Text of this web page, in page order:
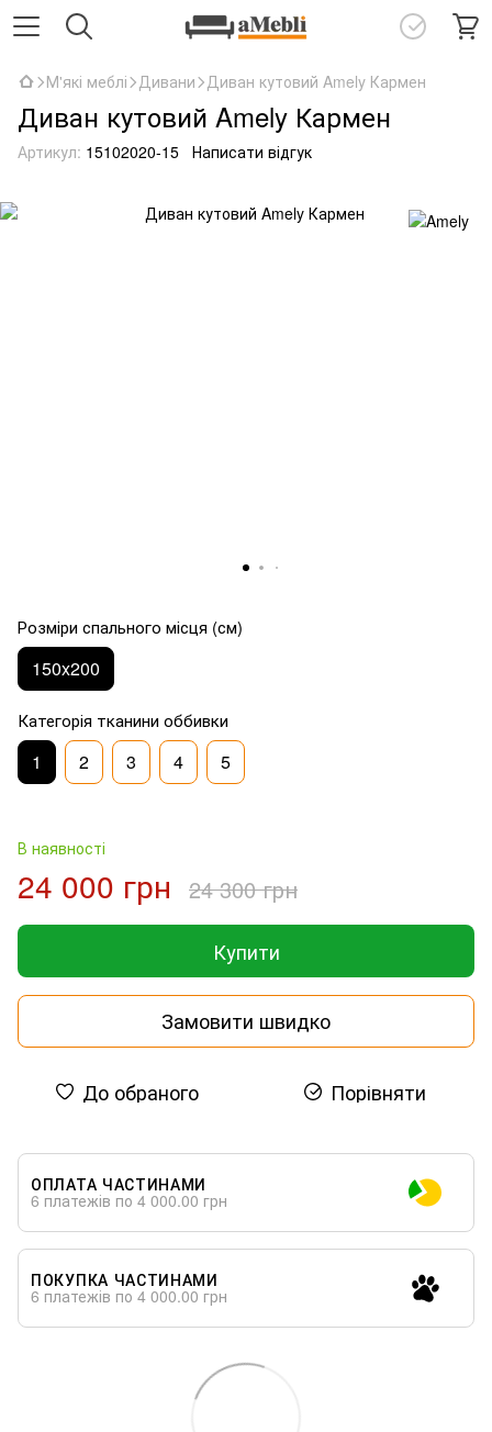
М'які меблі Дивани Диван кутовий Amely Кармен
Диван кутовий Amely Кармен
Артикул: 15102020-15 Написати відгук
Розміри спального місця (см)
150x200
Категорія тканини оббивки
1 2 3 4 5
В наявності
24 000 грн 24 300 грн
Купити
Замовити швидко
До обраного Порівняти
ОПЛАТА ЧАСТИНАМИ
6 платежів по 4 000.00 грн
ПОКУПКА ЧАСТИНАМИ
6 платежів по 4 000.00 грн